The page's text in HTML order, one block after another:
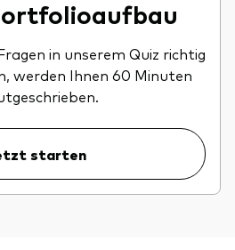
in unserem Quiz richtig
werden Ihnen 60 Minuten
starten